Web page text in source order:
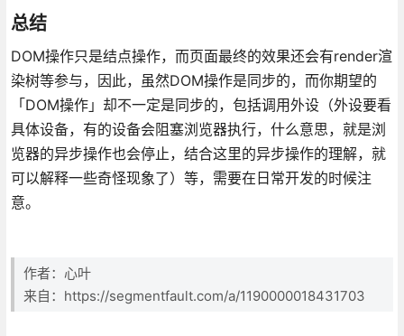
总结
DOM操作只是结点操作，而页面最终的效果还会有render渲
染树等参与，因此，虽然DOM操作是同步的，而你期望的
「DOM操作」却不一定是同步的，包括调用外设（外设要看
具体设备，有的设备会阻塞浏览器执行，什么意思，就是浏
览器的异步操作也会停止，结合这里的异步操作的理解，就
可以解释一些奇怪现象了）等，需要在日常开发的时候注
意。
作者：心叶
来自：https://segmentfault.com/a/1190000018431703